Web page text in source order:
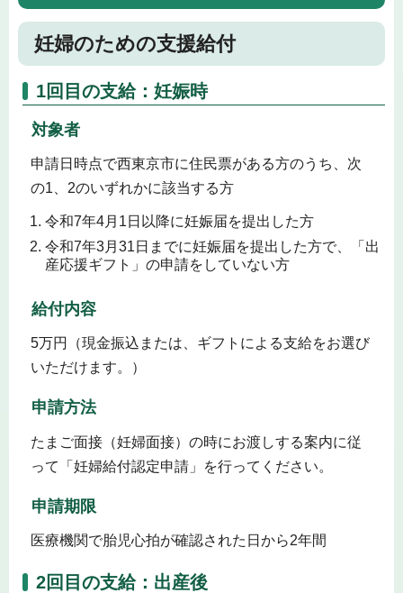
妊婦のための支援給付
1回目の支給：妊娠時
対象者
申請日時点で西東京市に住民票がある方のうち、次
の1、2のいずれかに該当する方
令和7年4月1日以降に妊娠届を提出した方
令和7年3月31日までに妊娠届を提出した方で、「出
産応援ギフト」の申請をしていない方
給付内容
5万円（現金振込または、ギフトによる支給をお選び
いただけます。）
申請方法
たまご面接（妊婦面接）の時にお渡しする案内に従
って「妊婦給付認定申請」を行ってください。
申請期限
医療機関で胎児心拍が確認された日から2年間
2回目の支給：出産後